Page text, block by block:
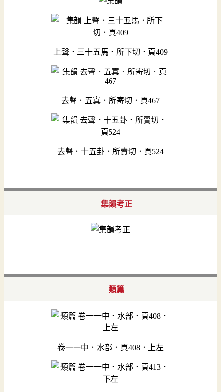
上聲．三十五馬．所下切．頁409
去聲．五寘．所寄切．頁467
去聲．十五卦．所賣切．頁524
集韻考正
類篇
卷一一中．水部．頁408．上左